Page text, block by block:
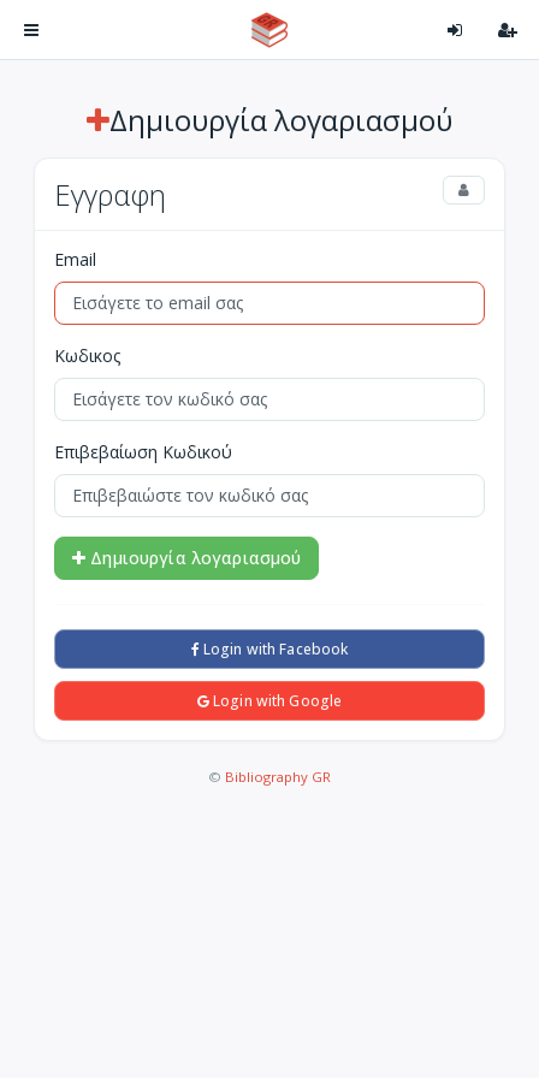
Δημιουργία λογαριασμού
Εγγραφη
Email
Κωδικος
Επιβεβαίωση Κωδικού
Δημιουργία λογαριασμού
Login with Facebook
Login with Google
© Bibliography GR